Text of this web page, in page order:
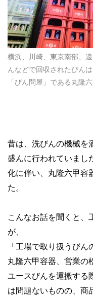
横浜、川崎、東京南部、
んなどで回収されたびん
「びん問屋」である丸隆
昔は、洗びんの機械を
盛んに行われていまし
化に伴い、丸隆六甲容
た。
こんなお話を聞くと、
が、
「工場で取り扱うび
丸隆六甲容器、営業の
ユースびんを運搬する
は問題ないものの、商